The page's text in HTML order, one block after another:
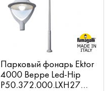
Парковый фонарь Ektor
4000 Beppe Led-Hip
P50.372.000.LXH27